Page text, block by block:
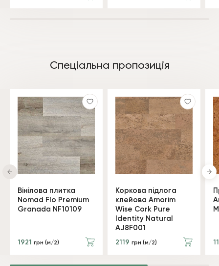
Спеціальна пропозиція
Вінілова плитка
Nomad Flo Premium
Granada NF10109
1921 грн (м/2)
Коркова підлога
клейова Amorim
Wise Cork Pure
Identity Natural
AJ8F001
2119 грн (м/2)